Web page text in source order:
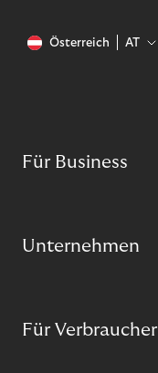
Österreich AT
Für Business
Unternehmen
Für Verbraucher